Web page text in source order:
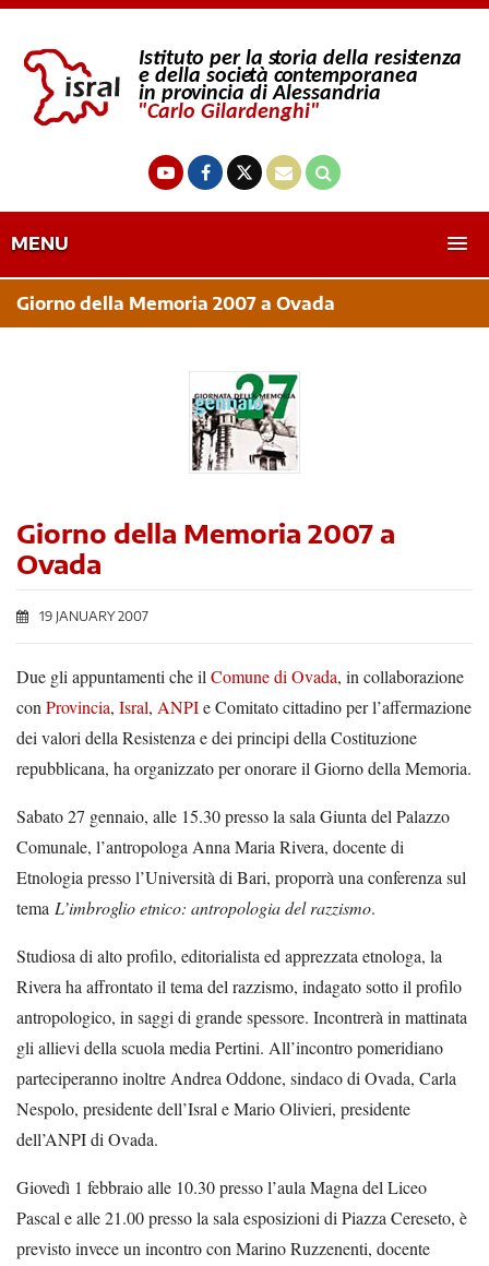
MENU
Giorno della Memoria 2007 a Ovada
Giorno della Memoria 2007 a
Ovada
19 JANUARY 2007
Due gli appuntamenti che ilComune di Ovada, in collaborazione
conProvincia, Isral, ANPIe Comitato cittadino per l’affermazione
dei valori della Resistenza e dei principi della Costituzione
repubblicana, ha organizzato per onorare il Giorno della Memoria.
Sabato 27 gennaio, alle 15.30 presso la sala Giunta del Palazzo
Comunale, l’antropologa Anna Maria Rivera, docente di
Etnologia presso l’Università di Bari, proporrà una conferenza sul
tema L’imbroglio etnico: antropologia del razzismo.
Studiosa di alto profilo, editorialista ed apprezzata etnologa, la
Rivera ha affrontato il tema del razzismo, indagato sotto il profilo
antropologico, in saggi di grande spessore. Incontrerà in mattinata
gli allievi della scuola media Pertini. All’incontro pomeridiano
parteciperanno inoltre Andrea Oddone, sindaco di Ovada, Carla
Nespolo, presidente dell’Isral e Mario Olivieri, presidente
dell’ANPI di Ovada.
Giovedì 1 febbraio alle 10.30 presso l’aula Magna del Liceo
Pascal e alle 21.00 presso la sala esposizioni di Piazza Cereseto, è
previsto invece un incontro con Marino Ruzzenenti, docente